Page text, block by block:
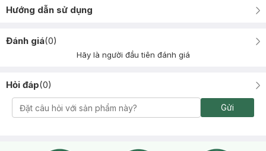
Hướng dẫn sử dụng
Đánh giá(0)
Hãy là người đầu tiên đánh giá
Hỏi đáp(0)
Gửi